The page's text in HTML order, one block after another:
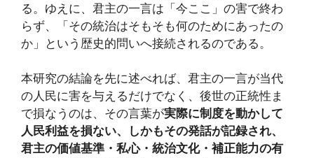
る。ゆえに、君主の一言は「今ここ」の害で終わ
らず、「その統治はそもそも何のためにあったの
か」という歴史的問いへ接続されるのである。
本研究の結論を先に述べれば、君主の一言が当代
の人民に害を与えるだけでなく、後世の正統性ま
で損なうのは、その言葉が実際に制度を動かして
人民利益を損ない、しかもその発話が記録され、
君主の価値基準・私心・統治文化・補正能力の有